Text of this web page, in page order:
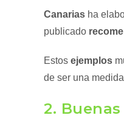
Canarias ha
publicado
Estos ejemplos
de ser una
2.